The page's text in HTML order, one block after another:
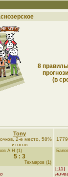
8
(в
Tony
2-е место, 58%
итогов
А Н (1)
5 : 3
Техмаров (1)
[-11]